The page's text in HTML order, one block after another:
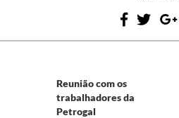
Reunião com os
trabalhadores da
Petrogal